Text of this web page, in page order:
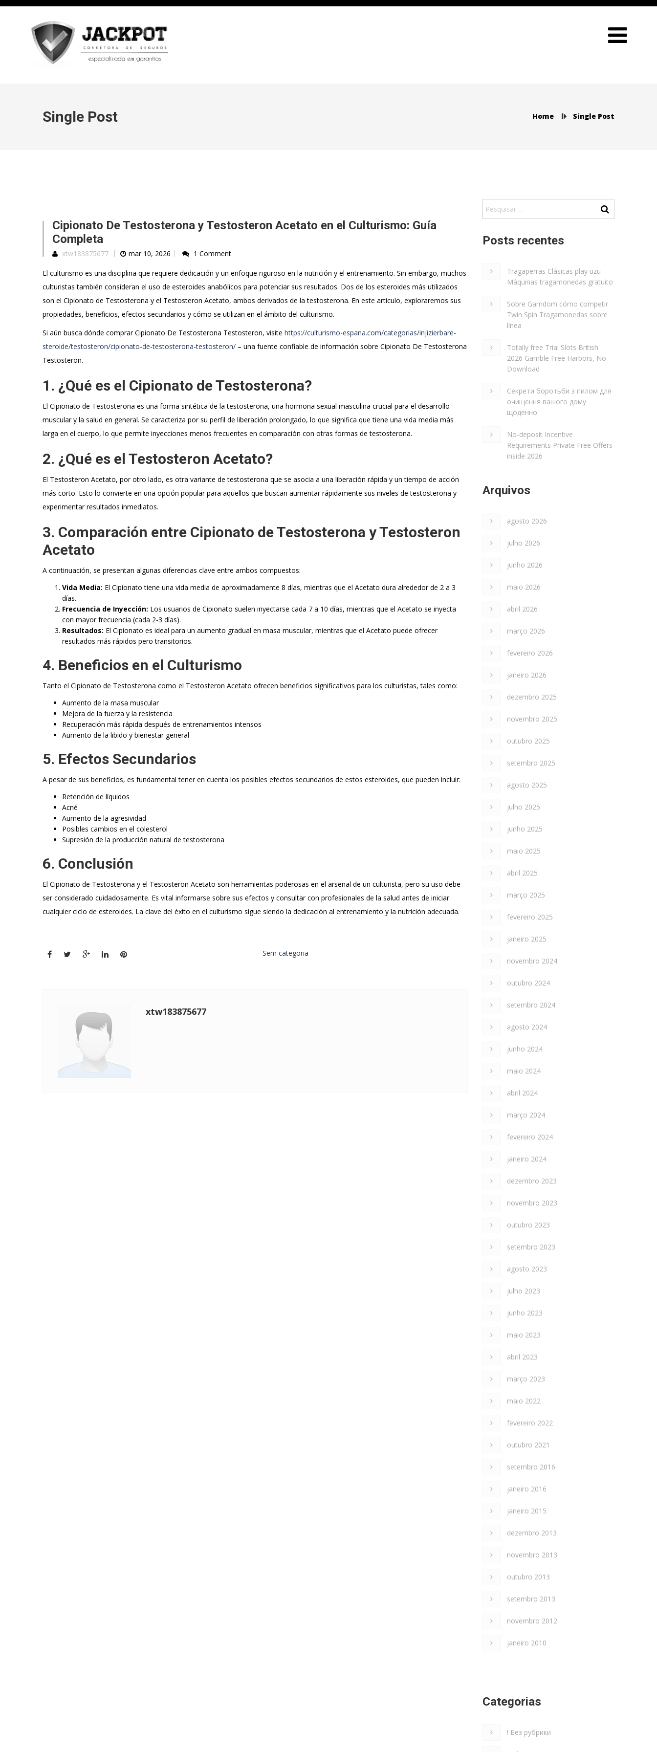
Single Post Home Single Post
Cipionato De Testosterona y Testosteron Acetato en el Culturismo: Guía
Completa
xtw183875677 mar 10, 2026 1 Comment
El culturismo es una disciplina que requiere dedicación y un enfoque riguroso en la nutrición y el entrenamiento. Sin embargo, muchos
culturistas también consideran el uso de esteroides anabólicos para potenciar sus resultados. Dos de los esteroides más utilizados
son el Cipionato de Testosterona y el Testosteron Acetato, ambos derivados de la testosterona. En este artículo, exploraremos sus
propiedades, beneficios, efectos secundarios y cómo se utilizan en el ámbito del culturismo.
Si aún busca dónde comprar Cipionato De Testosterona Testosteron, visite https://culturismo-espana.com/categorias/injizierbare-
steroide/testosteron/cipionato-de-testosterona-testosteron/ – una fuente confiable de información sobre Cipionato De Testosterona
Testosteron.
1. ¿Qué es el Cipionato de Testosterona?
El Cipionato de Testosterona es una forma sintética de la testosterona, una hormona sexual masculina crucial para el desarrollo
muscular y la salud en general. Se caracteriza por su perfil de liberación prolongado, lo que significa que tiene una vida media más
larga en el cuerpo, lo que permite inyecciones menos frecuentes en comparación con otras formas de testosterona.
2. ¿Qué es el Testosteron Acetato?
El Testosteron Acetato, por otro lado, es otra variante de testosterona que se asocia a una liberación rápida y un tiempo de acción
más corto. Esto lo convierte en una opción popular para aquellos que buscan aumentar rápidamente sus niveles de testosterona y
experimentar resultados inmediatos.
3. Comparación entre Cipionato de Testosterona y Testosteron
Acetato
A continuación, se presentan algunas diferencias clave entre ambos compuestos:
Vida Media: El Cipionato tiene una vida media de aproximadamente 8 días, mientras que el Acetato dura alrededor de 2 a 3
días.
Frecuencia de Inyección: Los usuarios de Cipionato suelen inyectarse cada 7 a 10 días, mientras que el Acetato se inyecta
con mayor frecuencia (cada 2-3 días).
Resultados: El Cipionato es ideal para un aumento gradual en masa muscular, mientras que el Acetato puede ofrecer
resultados más rápidos pero transitorios.
4. Beneficios en el Culturismo
Tanto el Cipionato de Testosterona como el Testosteron Acetato ofrecen beneficios significativos para los culturistas, tales como:
Aumento de la masa muscular
Mejora de la fuerza y la resistencia
Recuperación más rápida después de entrenamientos intensos
Aumento de la libido y bienestar general
5. Efectos Secundarios
A pesar de sus beneficios, es fundamental tener en cuenta los posibles efectos secundarios de estos esteroides, que pueden incluir:
Retención de líquidos
Acné
Aumento de la agresividad
Posibles cambios en el colesterol
Supresión de la producción natural de testosterona
6. Conclusión
El Cipionato de Testosterona y el Testosteron Acetato son herramientas poderosas en el arsenal de un culturista, pero su uso debe
ser considerado cuidadosamente. Es vital informarse sobre sus efectos y consultar con profesionales de la salud antes de iniciar
cualquier ciclo de esteroides. La clave del éxito en el culturismo sigue siendo la dedicación al entrenamiento y la nutrición adecuada.
Sem categoria
xtw183875677
Posts recentes
Tragaperras Clásicas play uzu
Máquinas tragamonedas gratuito
Sobre Gamdom cómo competir
Twin Spin Tragamonedas sobre
línea
Totally free Trial Slots British
2026 Gamble Free Harbors, No
Download
Секрети боротьби з пилом для
очищення вашого дому
щоденно
No-deposit Incentive
Requirements Private Free Offers
inside 2026
Arquivos
agosto 2026
julho 2026
junho 2026
maio 2026
abril 2026
março 2026
fevereiro 2026
janeiro 2026
dezembro 2025
novembro 2025
outubro 2025
setembro 2025
agosto 2025
julho 2025
junho 2025
maio 2025
abril 2025
março 2025
fevereiro 2025
janeiro 2025
novembro 2024
outubro 2024
setembro 2024
agosto 2024
junho 2024
maio 2024
abril 2024
março 2024
fevereiro 2024
janeiro 2024
dezembro 2023
novembro 2023
outubro 2023
setembro 2023
agosto 2023
julho 2023
junho 2023
maio 2023
abril 2023
março 2023
maio 2022
fevereiro 2022
outubro 2021
setembro 2016
janeiro 2016
janeiro 2015
dezembro 2013
novembro 2013
outubro 2013
setembro 2013
novembro 2012
janeiro 2010
Categorias
! Без рубрики